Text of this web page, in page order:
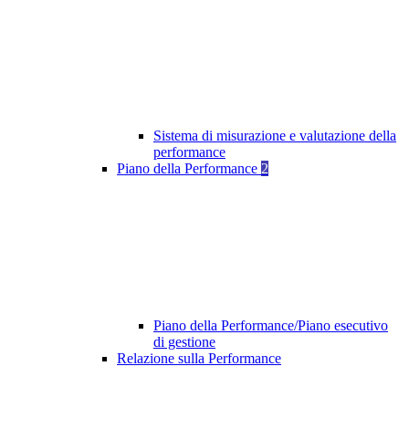
Sistema di misurazione e valutazione della
performance
Piano della Performance 2
Piano della Performance/Piano esecutivo
di gestione
Relazione sulla Performance